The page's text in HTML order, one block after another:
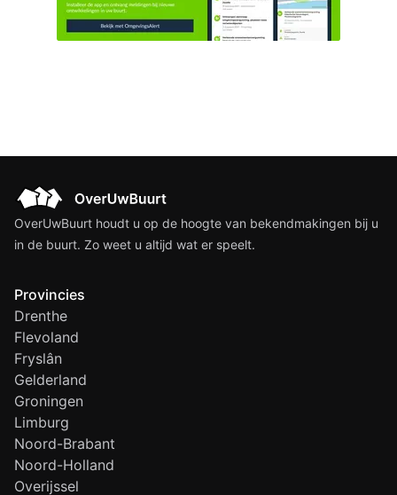
het projectbesluit ‘nieuwe
windturbines Havengebied...
OverUwBuurt houdt u op de hoogte van bekendmakingen bij u
in de buurt. Zo weet u altijd wat er speelt.
Provincies
Drenthe
Flevoland
Fryslân
Gelderland
Groningen
Limburg
Noord-Brabant
Noord-Holland
Overijssel